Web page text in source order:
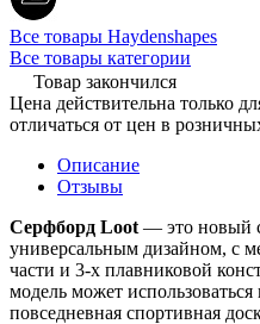
Все товары Haydenshapes
Все товары категории
Товар закончился
Цена действительна только
отличаться от цен в
Описание
Отзывы
Серфборд Loot — это новый
универсальным дизайном, с
части и 3-х плавниковой
модель может
повседневная спортивная